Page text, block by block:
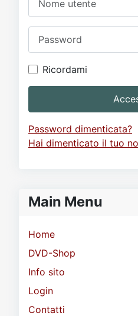
Ricordami
Password dimenticata?
Hai dimenticato il tuo
Main Menu
Home
DVD-Shop
Info sito
Login
Contatti